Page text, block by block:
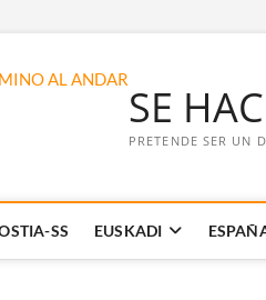
SE
PRETENDE SER UN
SS EUSKADI